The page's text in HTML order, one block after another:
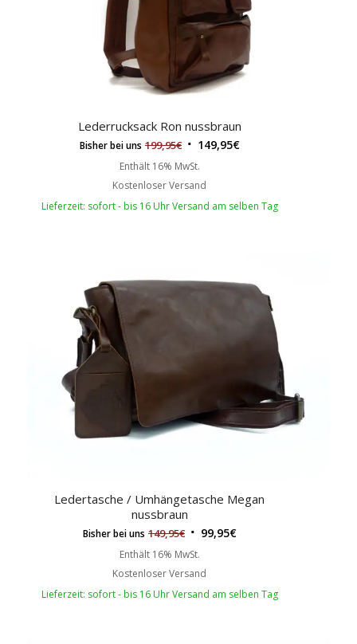
Lederrucksack Ron nussbraun
Bisher bei uns 199,95€ 149,95€
Enthält 16% MwSt.
Kostenloser Versand
Lieferzeit: sofort - bis 16 Uhr Versand am selben Tag
Ledertasche / Umhängetasche Megan
nussbraun
Bisher bei uns 149,95€ 99,95€
Enthält 16% MwSt.
Kostenloser Versand
Lieferzeit: sofort - bis 16 Uhr Versand am selben Tag